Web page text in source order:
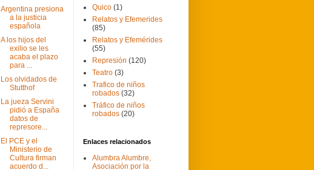
Argentina presiona
a la justicia
española
A los hijos del
exilio se les
acaba el plazo
para ...
Los olvidados de
Stutthof
La jueza Servini
pidió a España
datos de
represore...
El PCE y el
Ministerio de
Cultura firman
acuerdo d...
Quico (1)
Relatos y Efemerides
(85)
Relatos y Efemérides
(55)
Represión (120)
Teatro (3)
Trafico de niños
robados (32)
Tráfico de niños
robados (20)
Enlaces relacionados
Alumbra Alumbre,
Asociación por la